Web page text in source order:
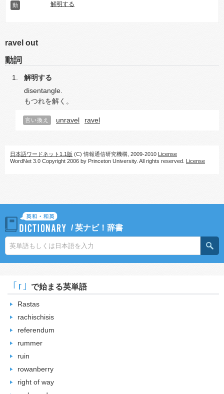
動 解明する
ravel out
動詞
解明する
disentangle.
もつれを解く。
言い換え unravel ravel
日本語ワードネット1.1版 (C) 情報通信研究機構, 2009-2010 License
WordNet 3.0 Copyright 2006 by Princeton University. All rights reserved. License
/英ナビ！辞書
｢r｣ で始まる英単語
Rastas
rachischisis
referendum
rummer
ruin
rowanberry
right of way